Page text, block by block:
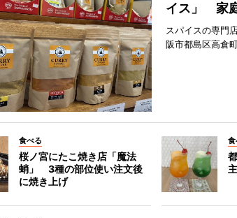
イス」 家
スパイスの専門
阪市都島区高倉
食べる
桜ノ宮にたこ焼き店「魔法
蛸」 3種の部位使い注文後
に焼き上げ